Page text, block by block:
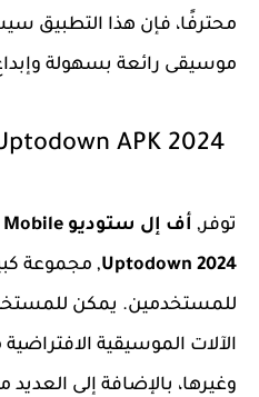
محترفًا، فإن هذا التطبيق
موسيقى رائعة بسهولة
APK 2024
توفر,
2024 Uptodown
, مجموعة
للمستخدمين. يمكن
الآلات الموسيقية الافتراضية
وغيرها، بالإضافة إلى